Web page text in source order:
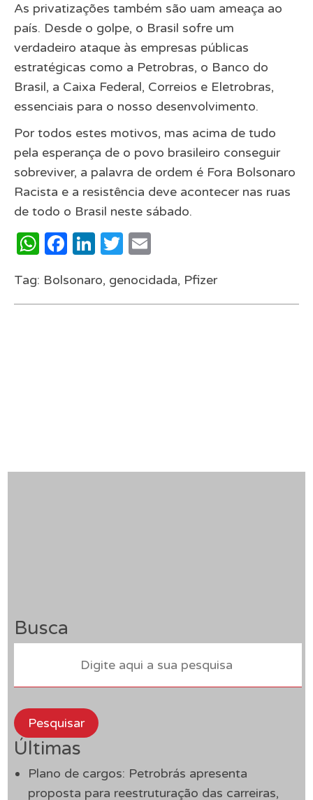
As privatizações também são uam ameaça ao
país. Desde o golpe, o Brasil sofre um
verdadeiro ataque às empresas públicas
estratégicas como a Petrobras, o Banco do
Brasil, a Caixa Federal, Correios e Eletrobras,
essenciais para o nosso desenvolvimento.
Por todos estes motivos, mas acima de tudo
pela esperança de o povo brasileiro conseguir
sobreviver, a palavra de ordem é Fora Bolsonaro
Racista e a resistência deve acontecer nas ruas
de todo o Brasil neste sábado.
WhatsApp
Facebook
LinkedIn
Twitter
Tag: Bolsonaro, genocidada, Pfizer
Busca
Pesquisar
Últimas
Plano de cargos: Petrobrás apresenta
proposta para reestruturação das carreiras,